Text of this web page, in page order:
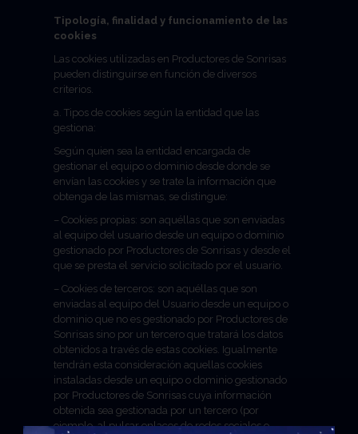
Tipología, finalidad y funcionamiento de las
cookies
Las cookies utilizadas en Productores de Sonrisas
pueden distinguirse en función de diversos
criterios.
a. Tipos de cookies según la entidad que las
gestiona:
Según quien sea la entidad encargada de
gestionar el equipo o dominio desde donde se
envían las cookies y se trate la información que
obtenga de las mismas, se distingue:
– Cookies propias: son aquéllas que son enviadas
al equipo del usuario desde un equipo o dominio
gestionado por Productores de Sonrisas y desde el
que se presta el servicio solicitado por el usuario.
– Cookies de terceros: son aquéllas que son
enviadas al equipo del Usuario desde un equipo o
dominio que no es gestionado por Productores de
Sonrisas sino por un tercero que tratará los datos
obtenidos a través de estas cookies. Igualmente
tendrán esta consideración aquellas cookies
instaladas desde un equipo o dominio gestionado
por Productores de Sonrisas cuya información
obtenida sea gestionada por un tercero (por
ejemplo, al pulsar enlaces de redes sociales o